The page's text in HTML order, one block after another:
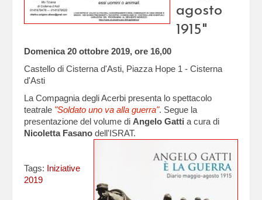
agosto
1915"
Domenica 20 ottobre 2019, ore 16,00
Castello di Cisterna d'Asti, Piazza Hope 1 - Cisterna
d'Asti
La Compagnia degli Acerbi presenta lo spettacolo
teatrale "Soldato uno va alla guerra". Segue la
presentazione del volume di Angelo Gatti a cura di
Nicoletta Fasano dell'ISRAT.
Tags: Iniziative
2019